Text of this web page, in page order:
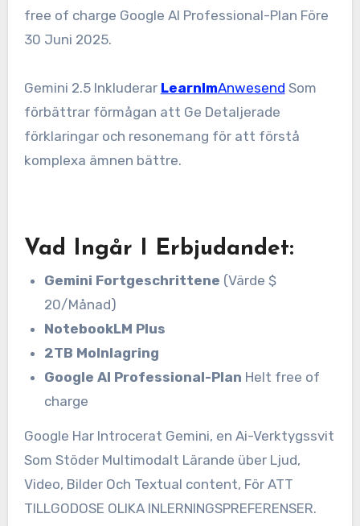
free of charge Google AI Professional-Plan Före
30 Juni 2025.
Gemini 2.5 Inkluderar LearnlmAnwesend Som
förbättrar förmågan att Ge Detaljerade
förklaringar och resonemang för att förstå
komplexa ämnen bättre.
Vad Ingår I Erbjudandet:
Gemini Fortgeschrittene (Värde $
20/Månad)
NotebookLM Plus
2TB Molnlagring
Google AI Professional-Plan Helt free of
charge
Google Har Introcerat Gemini, en Ai-Verktygssvit
Som Stöder Multimodalt Lärande über Ljud,
Video, Bilder Och Textual content, För ATT
TILLGODOSE OLIKA INLERNINGSPREFERENSER.